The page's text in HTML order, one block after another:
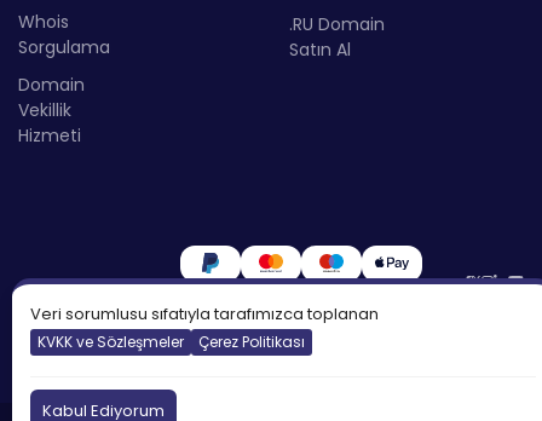
Whois
Sorgulama
Domain
Vekillik
Hizmeti
.RU Domain
Satın Al
Veri sorumlusu sıfatıyla tarafımızca toplanan
KVKK ve Sözleşmeler Çerez Politikası
Kabul Ediyorum